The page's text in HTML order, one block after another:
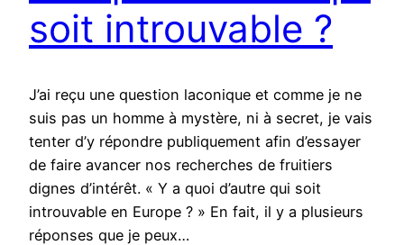
soit introuvable ?
J’ai reçu une question laconique et comme je ne
suis pas un homme à mystère, ni à secret, je vais
tenter d’y répondre publiquement afin d’essayer
de faire avancer nos recherches de fruitiers
dignes d’intérêt. « Y a quoi d’autre qui soit
introuvable en Europe ? » En fait, il y a plusieurs
réponses que je peux…